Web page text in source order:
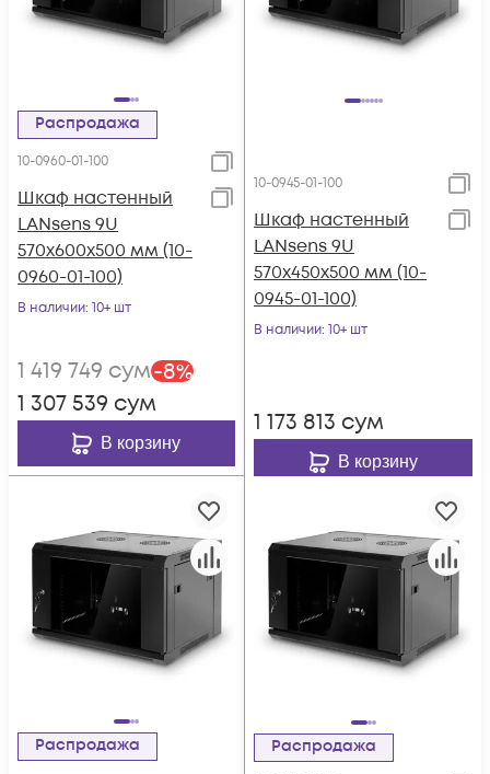
Распродажа
10-0960-01-100
Шкаф настенный
LANsens 9U
570x600x500 мм (10-
0960-01-100)
В наличии: 10+ шт
1 419 749 сум-8%
1 307 539 сум
В корзину
10-0945-01-100
Шкаф настенный
LANsens 9U
570x450x500 мм (10-
0945-01-100)
В наличии: 10+ шт
1 173 813 сум
В корзину
Распродажа Распродажа